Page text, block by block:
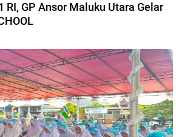
RI, GP Ansor Maluku Utara Gelar